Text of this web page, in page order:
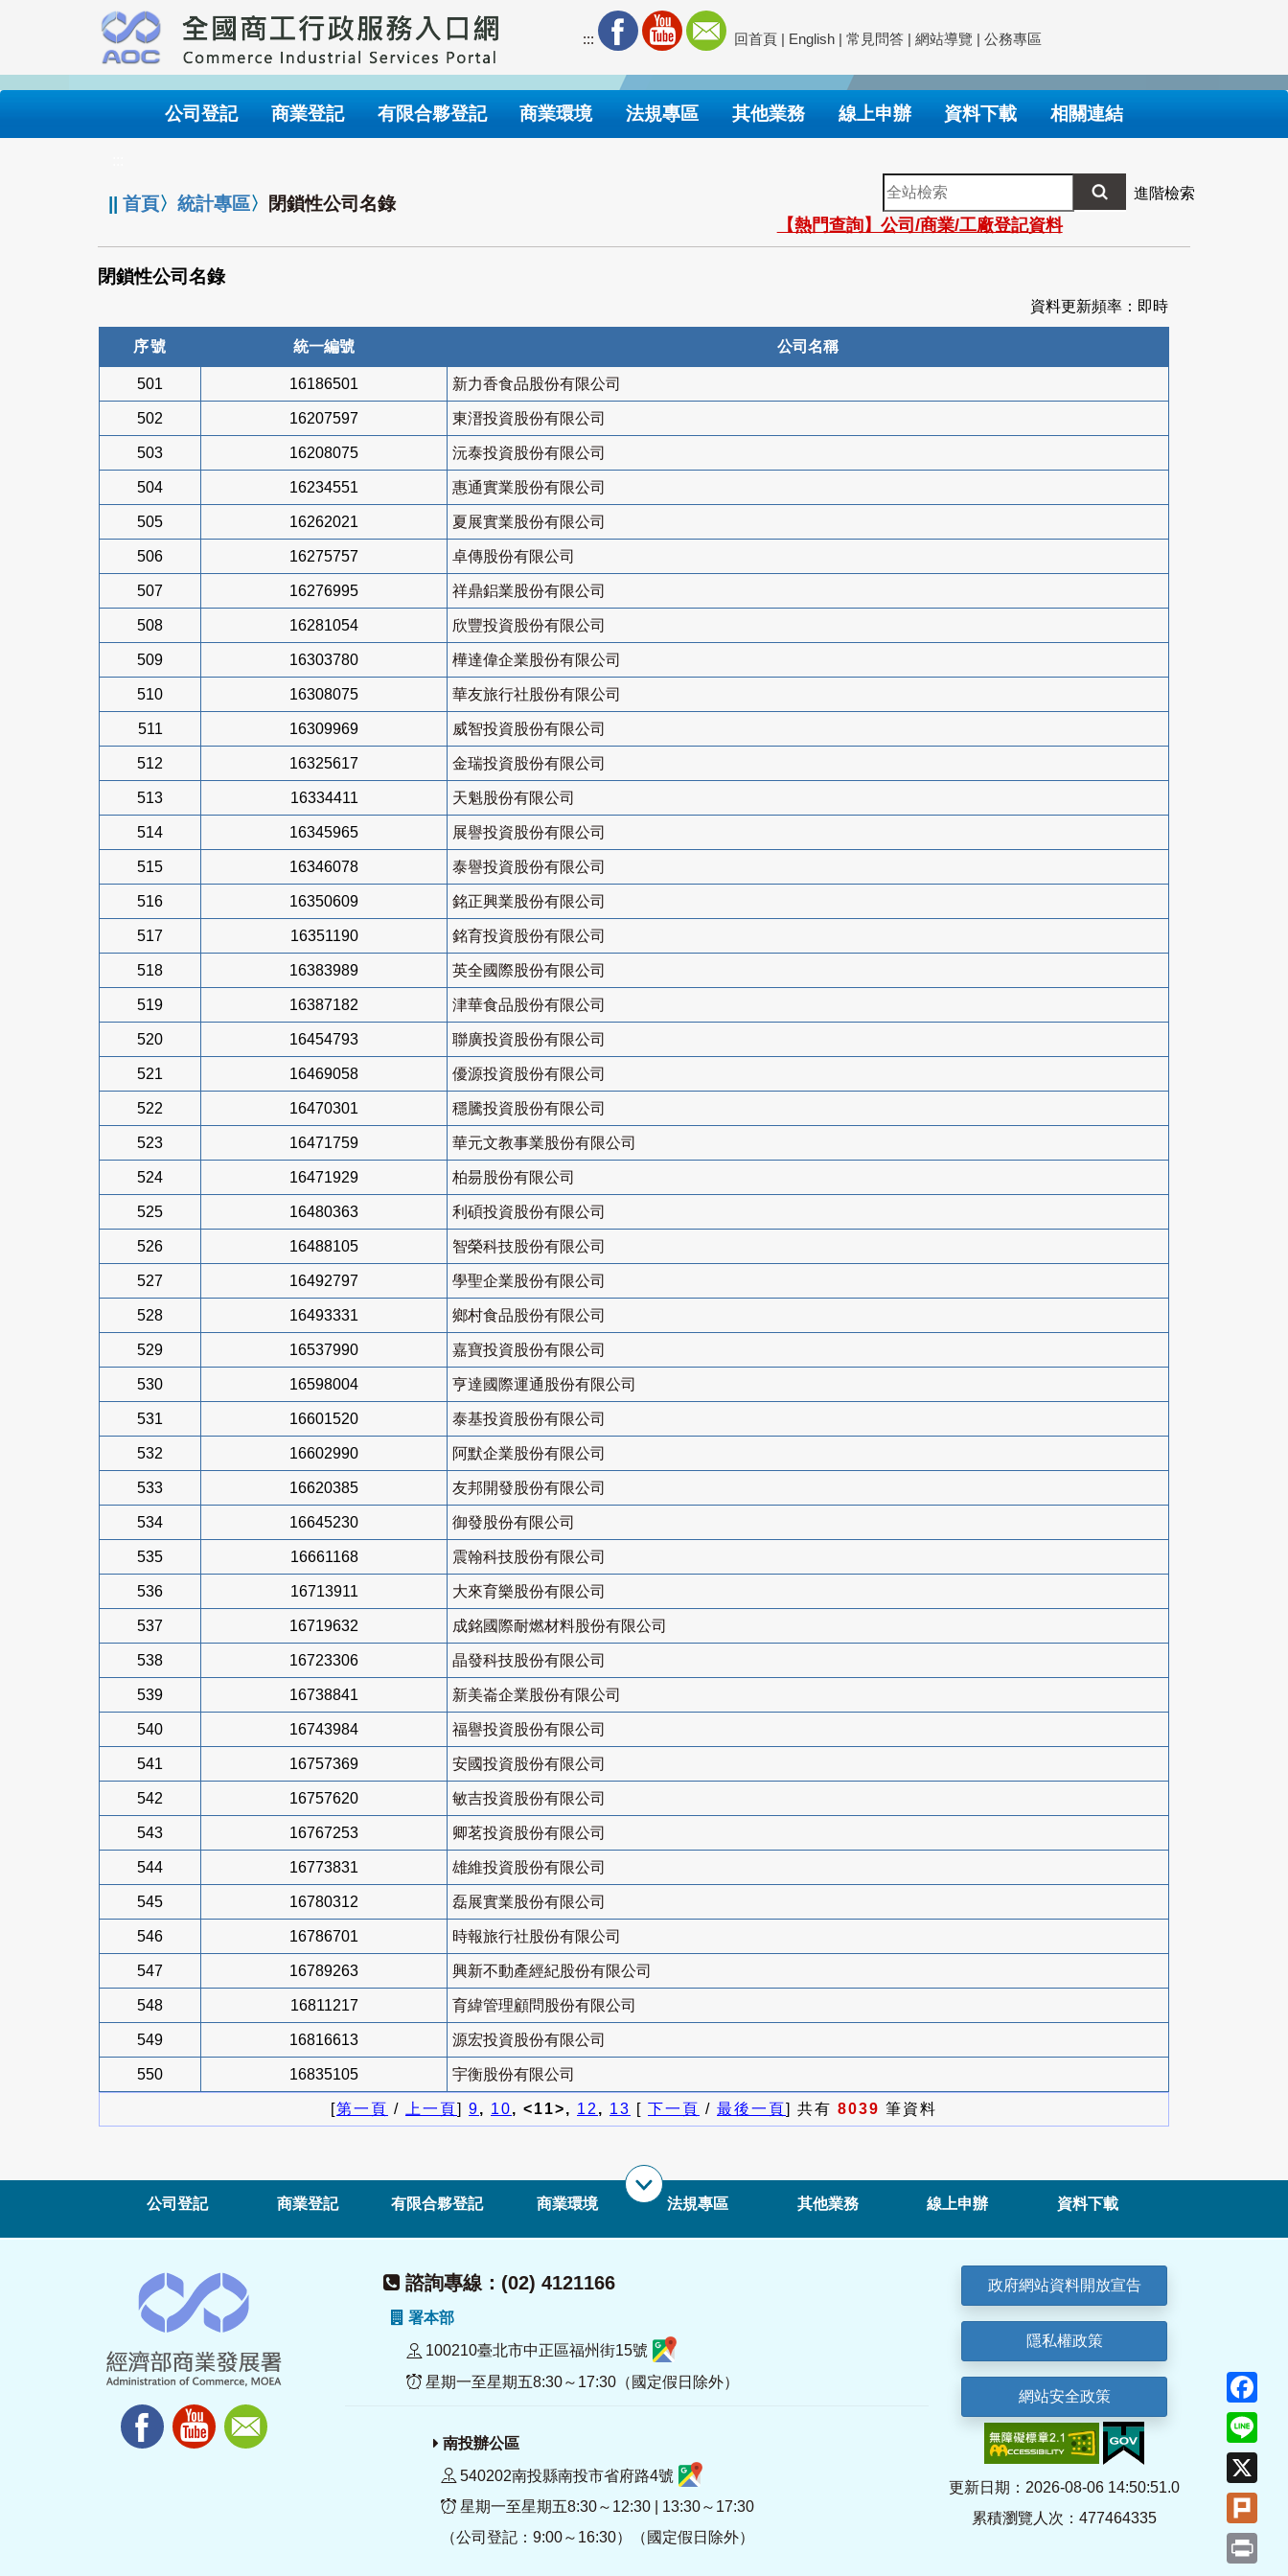
要
內
::: 回首頁 | English | 常見問答 | 網站導覽 | 公務專區
公司登記 商業登記 有限合夥登記 商業環境 法規專區 其他業務 線上申辦 資料下載 相關連結
||首頁〉統計專區〉 閉鎖性公司名錄
全
站
檢
索
進階檢索
【熱門查詢】公司/商業/工廠登記資料
閉鎖性公司名錄
資料更新頻率：即時
序號 統一編號 公司名稱
501 16186501 新力香食品股份有限公司
502 16207597 東溍投資股份有限公司
503 16208075 沅泰投資股份有限公司
504 16234551 惠通實業股份有限公司
505 16262021 夏展實業股份有限公司
506 16275757 卓傳股份有限公司
507 16276995 祥鼎鋁業股份有限公司
508 16281054 欣豐投資股份有限公司
509 16303780 樺達偉企業股份有限公司
510 16308075 華友旅行社股份有限公司
511 16309969 威智投資股份有限公司
512 16325617 金瑞投資股份有限公司
513 16334411 天魁股份有限公司
514 16345965 展譽投資股份有限公司
515 16346078 泰譽投資股份有限公司
516 16350609 銘正興業股份有限公司
517 16351190 銘育投資股份有限公司
518 16383989 英全國際股份有限公司
519 16387182 津華食品股份有限公司
520 16454793 聯廣投資股份有限公司
521 16469058 優源投資股份有限公司
522 16470301 穩騰投資股份有限公司
523 16471759 華元文教事業股份有限公司
524 16471929 柏昜股份有限公司
525 16480363 利碩投資股份有限公司
526 16488105 智榮科技股份有限公司
527 16492797 學聖企業股份有限公司
528 16493331 鄉村食品股份有限公司
529 16537990 嘉寶投資股份有限公司
530 16598004 亨達國際運通股份有限公司
531 16601520 泰基投資股份有限公司
532 16602990 阿默企業股份有限公司
533 16620385 友邦開發股份有限公司
534 16645230 御發股份有限公司
535 16661168 震翰科技股份有限公司
536 16713911 大來育樂股份有限公司
537 16719632 成銘國際耐燃材料股份有限公司
538 16723306 晶發科技股份有限公司
539 16738841 新美崙企業股份有限公司
540 16743984 福譽投資股份有限公司
541 16757369 安國投資股份有限公司
542 16757620 敏吉投資股份有限公司
543 16767253 卿茗投資股份有限公司
544 16773831 雄維投資股份有限公司
545 16780312 磊展實業股份有限公司
546 16786701 時報旅行社股份有限公司
547 16789263 興新不動產經紀股份有限公司
548 16811217 育緯管理顧問股份有限公司
549 16816613 源宏投資股份有限公司
550 16835105 宇衡股份有限公司
[第一頁 / 上一頁] 9, 10, <11>, 12, 13 [ 下一頁 / 最後一頁] 共有 8039 筆資料
公司登記 商業登記 有限合夥登記 商業環境 法規專區 其他業務 線上申辦 資料下載
諮詢專線：(02) 4121166
署本部
100210臺北市中正區福州街15號
星期一至星期五8:30～17:30（國定假日除外）
南投辦公區
540202南投縣南投市省府路4號
星期一至星期五8:30～12:30 | 13:30～17:30
（公司登記：9:00～16:30）（國定假日除外）
政府網站資料開放宣告
隱私權政策
網站安全政策
更新日期：2026-08-06 14:50:51.0
累積瀏覽人次：477464335